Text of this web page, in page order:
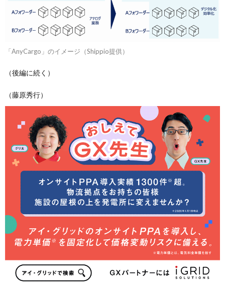
「AnyCargo」のイメージ（Shippio提供）
（後編に続く）
（藤原秀行）